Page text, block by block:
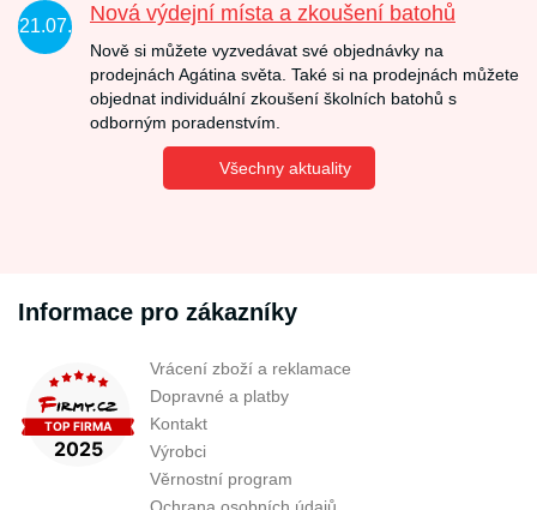
21.07.
Nová výdejní místa a zkoušení batohů
Nově si můžete vyzvedávat své objednávky na
prodejnách Agátina světa. Také si na prodejnách můžete
objednat individuální zkoušení školních batohů s
odborným poradenstvím.
Všechny aktuality
Informace pro zákazníky
Vrácení zboží a reklamace
Dopravné a platby
Kontakt
Výrobci
Věrnostní program